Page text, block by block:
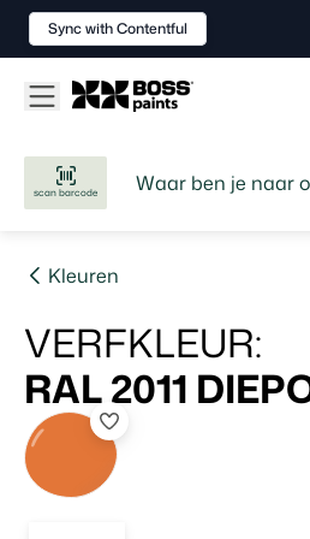
scan barcode
Kleuren
VERFKLEUR:
RAL 2011
Sync with Contentful